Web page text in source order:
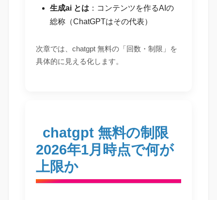
生成ai とは ：コンテンツを作るAIの
総称（ChatGPTはその代表）
次章では、chatgpt 無料の「回数・制限」を
具体的に見える化します。
chatgpt 無料の制限
2026年1月時点で何が
上限か